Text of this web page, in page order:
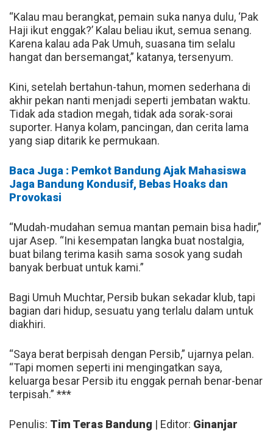
“Kalau mau berangkat, pemain suka nanya dulu, ‘Pak
Haji ikut enggak?’ Kalau beliau ikut, semua senang.
Karena kalau ada Pak Umuh, suasana tim selalu
hangat dan bersemangat,” katanya, tersenyum.
Kini, setelah bertahun-tahun, momen sederhana di
akhir pekan nanti menjadi seperti jembatan waktu.
Tidak ada stadion megah, tidak ada sorak-sorai
suporter. Hanya kolam, pancingan, dan cerita lama
yang siap ditarik ke permukaan.
Baca Juga : Pemkot Bandung Ajak Mahasiswa
Jaga Bandung Kondusif, Bebas Hoaks dan
Provokasi
“Mudah-mudahan semua mantan pemain bisa hadir,”
ujar Asep. “Ini kesempatan langka buat nostalgia,
buat bilang terima kasih sama sosok yang sudah
banyak berbuat untuk kami.”
Bagi Umuh Muchtar, Persib bukan sekadar klub, tapi
bagian dari hidup, sesuatu yang terlalu dalam untuk
diakhiri.
“Saya berat berpisah dengan Persib,” ujarnya pelan.
“Tapi momen seperti ini mengingatkan saya,
keluarga besar Persib itu enggak pernah benar-benar
terpisah.” ***
Penulis: Tim Teras Bandung | Editor: Ginanjar